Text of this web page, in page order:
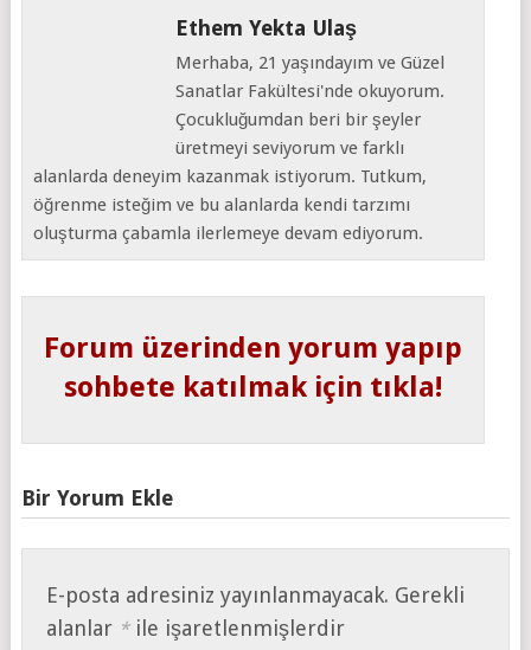
Ethem Yekta Ulaş
Merhaba, 21 yaşındayım ve Güzel
Sanatlar Fakültesi'nde okuyorum.
Çocukluğumdan beri bir şeyler
üretmeyi seviyorum ve farklı
alanlarda deneyim kazanmak istiyorum. Tutkum,
öğrenme isteğim ve bu alanlarda kendi tarzımı
oluşturma çabamla ilerlemeye devam ediyorum.
Forum üzerinden yorum yapıp
sohbete katılmak için tıkla!
Bir Yorum Ekle
E-posta adresiniz yayınlanmayacak. Gerekli
alanlar *ile işaretlenmişlerdir